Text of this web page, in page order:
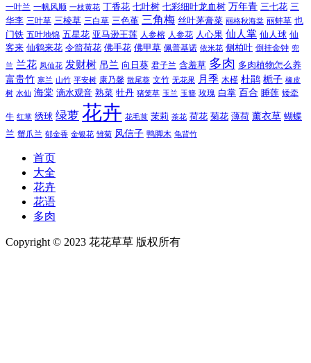
一叶兰 一帆风顺 一枝黄花 丁香花 七叶树 七彩细叶龙血树 万年青 三七花 三
华李 三叶草 三棱草 三白草 三色堇 三角梅 丝叶茅膏菜 丽格秋海棠 丽蚌草 也
门铁 五叶地锦 五星花 亚马逊王莲 人参榕 人参花 人心果 仙人掌 仙人球 仙
客来 仙鹤来花 令箭荷花 佛手花 佛甲草 佩普基诺 依米花 侧柏叶 倒挂金钟 兜
兰 兰花 凤仙花 发财树 吊兰 向日葵 君子兰 含羞草 多肉 多肉植物怎么养
富贵竹 寒兰 山竹 平安树 康乃馨 散尾葵 文竹 无花果 月季 木槿 杜鹃 栀子 橡皮
树 水仙 海棠 滴水观音 熟菜 牡丹 猪笼草 玉兰 玉簪 玫瑰 白掌 百合 睡莲 矮牵
牛 红掌 绣球 绿萝 花卉 花毛茛 茉莉 茶花 荷花 菊花 薄荷 薰衣草 蝴蝶
兰 蟹爪兰 郁金香 金银花 雏菊 风信子 鸭脚木 龟背竹
首页
大全
花卉
花语
多肉
Copyright © 2023 花花草草 版权所有